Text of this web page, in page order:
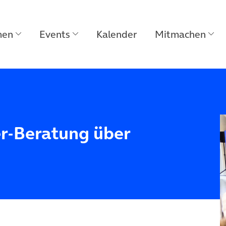
Events Kalender Mitmachen
Beratung über